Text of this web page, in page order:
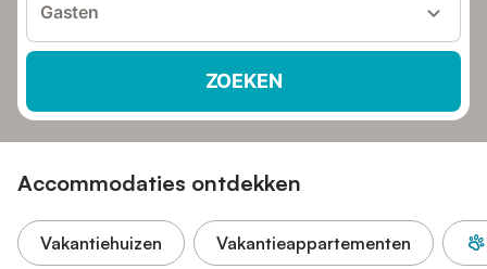
Gasten
ZOEKEN
Accommodaties ontdekken
Vakantiehuizen Vakantieappartementen